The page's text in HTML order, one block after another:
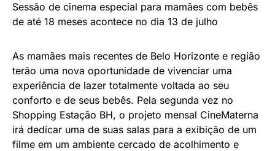
Sessão de cinema especial para mamães com bebês
de até 18 meses acontece no dia 13 de julho
As mamães mais recentes de Belo Horizonte e região
terão uma nova oportunidade de vivenciar uma
experiência de lazer totalmente voltada ao seu
conforto e de seus bebês. Pela segunda vez no
Shopping Estação BH, o projeto mensal CineMaterna
irá dedicar uma de suas salas para a exibição de um
filme em um ambiente cercado de acolhimento e